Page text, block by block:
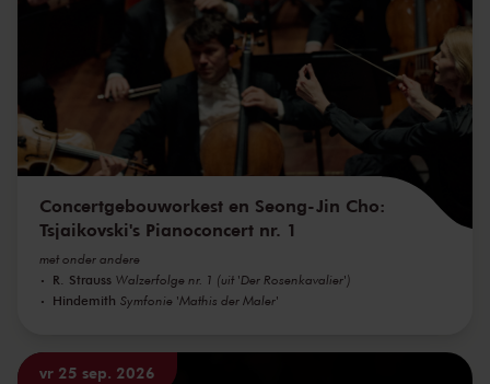
Concertgebouworkest en Seong-Jin Cho:
Tsjaikovski's Pianoconcert nr. 1
met onder andere
R. Strauss Walzerfolge nr. 1 (uit 'Der Rosenkavalier')
Hindemith Symfonie 'Mathis der Maler'
vr 25 sep. 2026